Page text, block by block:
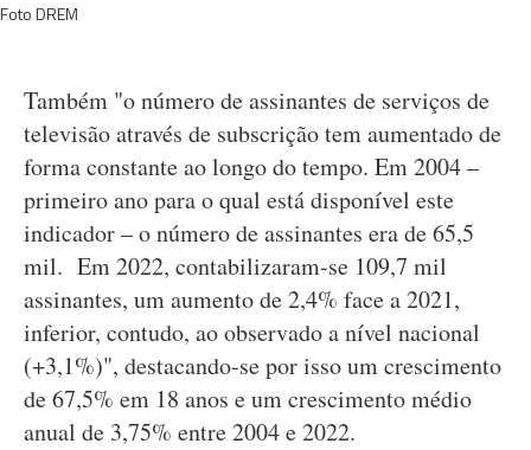
Foto DREM
Também "o número de assinantes de serviços de
televisão através de subscrição tem aumentado de
forma constante ao longo do tempo. Em 2004 –
primeiro ano para o qual está disponível este
indicador – o número de assinantes era de 65,5
mil. Em 2022, contabilizaram-se 109,7 mil
assinantes, um aumento de 2,4% face a 2021,
inferior, contudo, ao observado a nível nacional
(+3,1%)", destacando-se por isso um crescimento
de 67,5% em 18 anos e um crescimento médio
anual de 3,75% entre 2004 e 2022.